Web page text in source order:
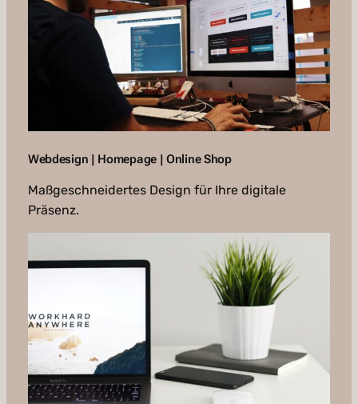
Webdesign | Homepage | Online Shop
Maßgeschneidertes Design für Ihre digitale
Präsenz.